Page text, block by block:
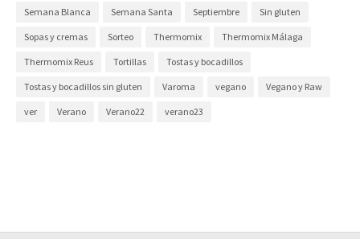
Semana Blanca Semana Santa Septiembre Sin gluten
Sopas y cremas Sorteo Thermomix Thermomix Málaga
Thermomix Reus Tortillas Tostas y bocadillos
Tostas y bocadillos sin gluten Varoma vegano Vegano y Raw
ver Verano Verano22 verano23